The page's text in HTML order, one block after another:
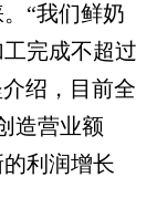
“我们鲜奶
完成不超过
绍，目前全
造营业额
利润增长